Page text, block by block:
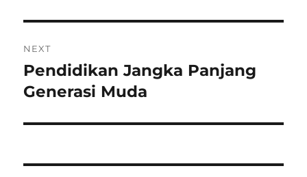
NEXT
Next
post:
Pendidikan Jangka Panjang
Generasi Muda